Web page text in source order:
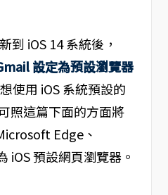
到 iOS 14 系統後，
設定為預設瀏覽器
使用 iOS 系統預設的
照這篇下面的方面將
Edge、
iOS 預設網頁瀏覽器。